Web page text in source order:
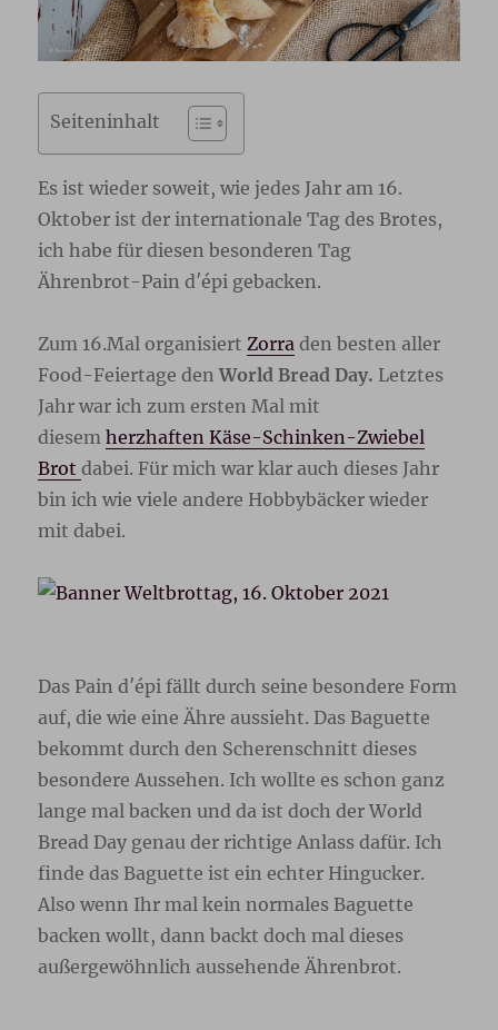
Seiteninhalt
Es ist wieder soweit, wie jedes Jahr am 16.
Oktober ist der internationale Tag des Brotes,
ich habe für diesen besonderen Tag
Ährenbrot-Pain d′épi gebacken.
Zum 16.Mal organisiert Zorra den besten aller
Food-Feiertage denWorld Bread Day. Letztes
Jahr war ich zum ersten Mal mit
diesemherzhaften Käse-Schinken-Zwiebel
Brotdabei. Für mich war klar auch dieses Jahr
bin ich wie viele andere Hobbybäcker wieder
mit dabei.
Das Pain d′épi fällt durch seine besondere Form
auf, die wie eine Ähre aussieht. Das Baguette
bekommt durch den Scherenschnitt dieses
besondere Aussehen. Ich wollte es schon ganz
lange mal backen und da ist doch der World
Bread Day genau der richtige Anlass dafür. Ich
finde das Baguette ist ein echter Hingucker.
Also wenn Ihr mal kein normales Baguette
backen wollt, dann backt doch mal dieses
außergewöhnlich aussehende Ährenbrot.